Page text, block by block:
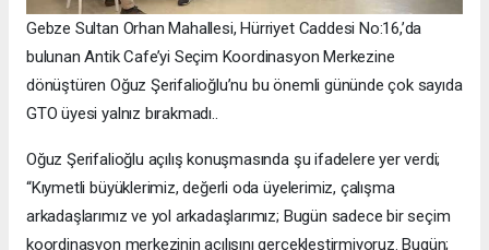
Gebze Sultan Orhan Mahallesi, Hürriyet Caddesi No:16,’da
bulunan Antik Cafe’yi Seçim Koordinasyon Merkezine
dönüştüren Oğuz Şerifalioğlu’nu bu önemli gününde çok sayıda
GTO üyesi yalnız bırakmadı..
Oğuz Şerifalioğlu açılış konuşmasında şu ifadelere yer verdi;
“Kıymetli büyüklerimiz, değerli oda üyelerimiz, çalışma
arkadaşlarımız ve yol arkadaşlarımız; Bugün sadece bir seçim
koordinasyon merkezinin açılışını gerçekleştirmiyoruz. Bugün;